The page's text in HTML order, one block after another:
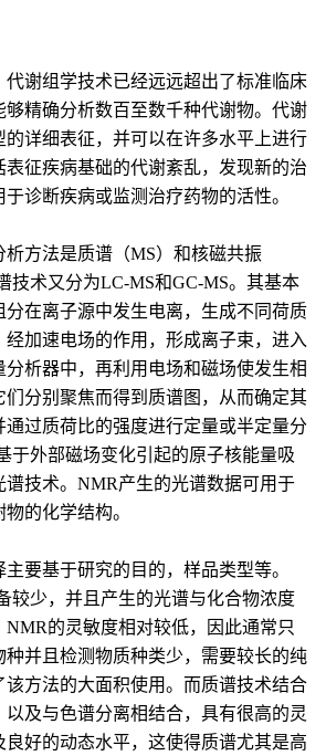
代谢组学技术已经远远超出了标准临床
够精确分析数百至数千种代谢物。代谢
的详细表征，并可以在许多水平上进行
征疾病基础的代谢紊乱，发现新的治
诊断疾病或监测治疗药物的活性。
方法是质谱（MS）和核磁共振
技术又分为LC-MS和GC-MS。其基本
分在离子源中发生电离，生成不同荷质
经加速电场的作用，形成离子束，进入
析器中，再利用电场和磁场使发生相
们分别聚焦而得到质谱图，从而确定其
通过质荷比的强度进行定量或半定量分
于外部磁场变化引起的原子核能量吸
谱技术。NMR产生的光谱数据可用于
的化学结构。
要基于研究的目的，样品类型等。
较少，并且产生的光谱与化合物浓度
NMR的灵敏度相对较低，因此通常只
种并且检测物质种类少，需要较长的纯
该方法的大面积使用。而质谱技术结合
及与色谱分离相结合，具有很高的灵
好的动态水平，这使得质谱尤其是高